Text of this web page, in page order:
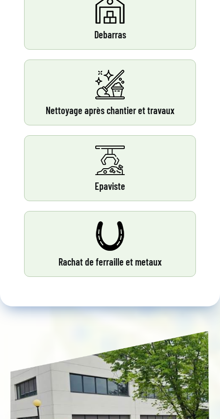
Debarras
Nettoyage après chantier et travaux
Epaviste
Rachat de ferraille et metaux